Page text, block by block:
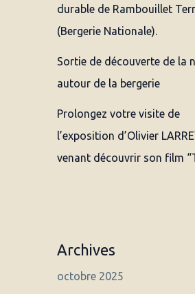
:durable de Rambouillet
(Bergerie Nationale).
Sortie de découverte de la
autour de la bergerie
Prolongez votre visite de
l’exposition d’Olivier
venant découvrir son film
Archives
octobre 2025